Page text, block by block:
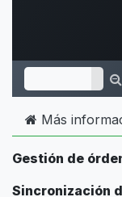
Más
Gestión de
Sincronización